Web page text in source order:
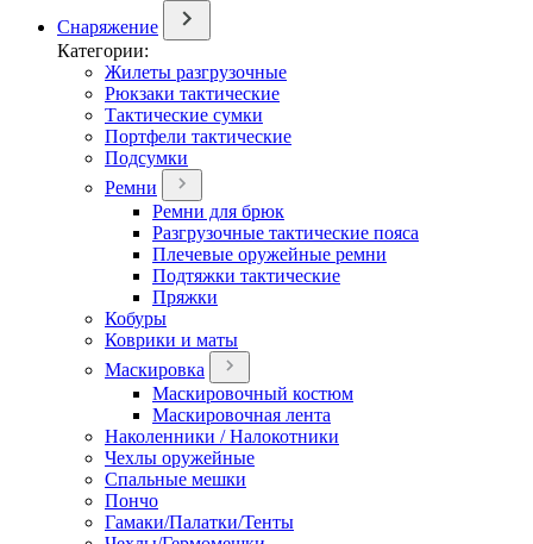
Снаряжение
Категории:
Жилеты разгрузочные
Рюкзаки тактические
Тактические сумки
Портфели тактические
Подсумки
Ремни
Ремни для брюк
Разгрузочные тактические пояса
Плечевые оружейные ремни
Подтяжки тактические
Пряжки
Кобуры
Коврики и маты
Маскировка
Маскировочный костюм
Маскировочная лента
Наколенники / Налокотники
Чехлы оружейные
Спальные мешки
Пончо
Гамаки/Палатки/Тенты